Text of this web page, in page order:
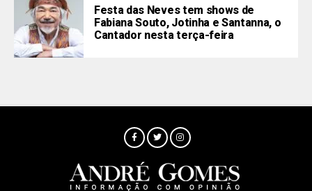
Festa das Neves tem shows de
Fabiana Souto, Jotinha e Santanna, o
Cantador nesta terça-feira